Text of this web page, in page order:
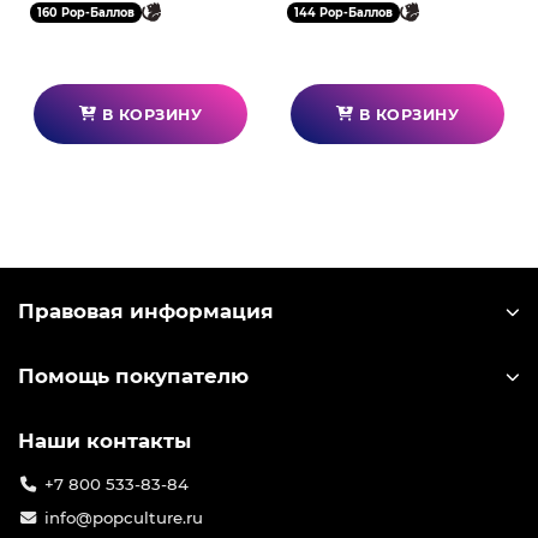
160 Pop-Баллов
В КОРЗИНУ
144 Pop-Баллов
В КОРЗИНУ
Правовая информация
Помощь покупателю
Наши контакты
+7 800 533-83-84
info@popculture.ru